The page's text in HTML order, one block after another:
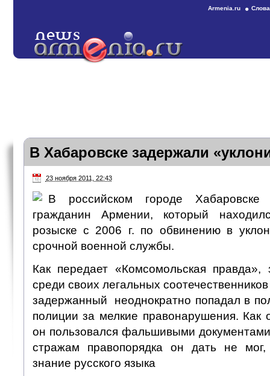
Armenia.ru
В Хабаровске задержали
23 ноября 2011, 22:43
В российском городе Хабаровске
гражданин Армении, который
розыске с 2006 г. по обвинению в
срочной военной службы.
Как передает «Комсомольская
среди своих легальных
задержанный неоднократно попадал в
полиции за мелкие правонарушения. Как
он пользовался фальшивыми
стражам правопорядка он дать не
знание русского языка